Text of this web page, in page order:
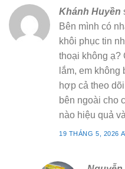
Khánh Huyền
Bên mình có
khôi phục tin
thoại không ạ?
lắm, em
hợp cả theo
bên ngoài cho
nào hiệu quả
19 THÁNG 5, 2026